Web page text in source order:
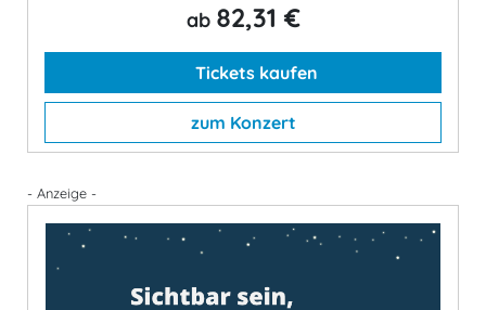
ab 82,31 €
Tickets kaufen
zum Konzert
- Anzeige -